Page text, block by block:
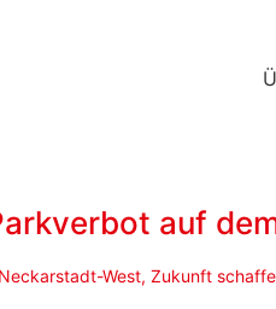
auf
Neckarstadt-West, Zukunft